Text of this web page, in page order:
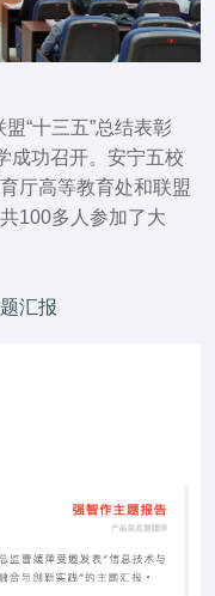
“十三五”总结表彰
成功召开。安宁五校
厅高等教育处和联盟
100多人参加了大
汇报